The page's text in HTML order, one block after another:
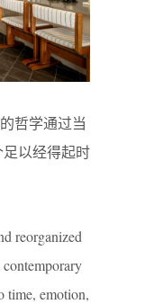
哲学通过当
以经得起时
reorganized
time, emotion,